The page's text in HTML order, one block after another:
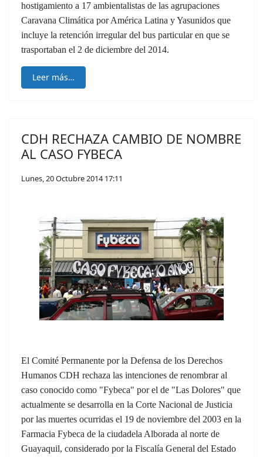
hostigamiento a 17 ambientalistas de las agrupaciones
Caravana Climática por América Latina y Yasunidos que
incluye la retención irregular del bus particular en que se
trasportaban el 2 de diciembre del 2014.
Leer más…
CDH RECHAZA CAMBIO DE NOMBRE
AL CASO FYBECA
Lunes, 20 Octubre 2014 17:11
El Comité Permanente por la Defensa de los Derechos
Humanos CDH rechaza las intenciones de renombrar al
caso conocido como "Fybeca" por el de "Las Dolores" que
actualmente se desarrolla en la Corte Nacional de Justicia
por las muertes ocurridas el 19 de noviembre del 2003 en la
Farmacia Fybeca de la ciudadela Alborada al norte de
Guayaquil, considerado por la Fiscalía General del Estado